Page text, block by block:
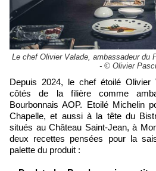
Le chef Olivier Valade, ambassadeur du
- © Olivier
Depuis 2024, le chef étoilé Olivier Valade s'est engagé aux
côtés de la filière comme
Bourbonnais AOP. Etoilé Michelin
Chapelle, et aussi à la tête du
situés au Château Saint-Jean, à
deux recettes pensées pour la
palette du produit :